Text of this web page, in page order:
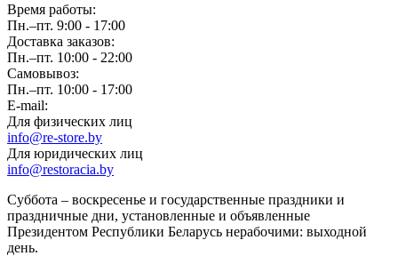
Время работы:
Пн.–пт. 9:00 - 17:00
Доставка заказов:
Пн.–пт. 10:00 - 22:00
Самовывоз:
Пн.–пт. 10:00 - 17:00
E-mail:
Для физических лиц
info@re-store.by
Для юридических лиц
info@restoracia.by
Суббота – воскресенье и государственные праздники и
праздничные дни, установленные и объявленные
Президентом Республики Беларусь нерабочими: выходной
день.